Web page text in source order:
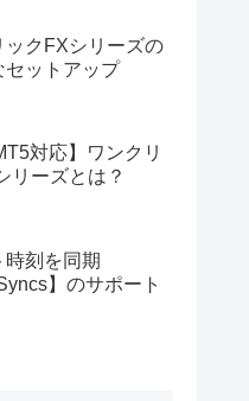
ックFXシリーズの
セットアップ
対応】ワンクリ
リーズとは？
時刻を同期
】のサポート